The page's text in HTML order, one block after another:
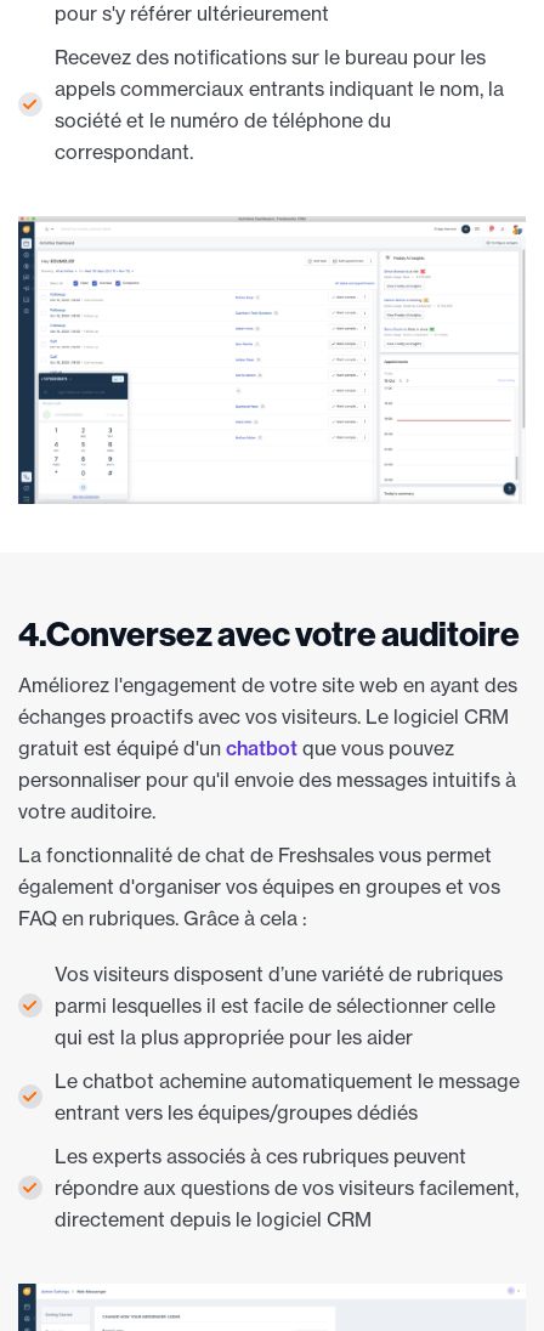
pour s'y référer ultérieurement
Recevez des notifications sur le bureau pour les
appels commerciaux entrants indiquant le nom, la
société et le numéro de téléphone du
correspondant.
4.Conversez avec votre auditoire
Améliorez l'engagement de votre site web en ayant des
échanges proactifs avec vos visiteurs. Le logiciel CRM
gratuit est équipé d'un chatbot que vous pouvez
personnaliser pour qu'il envoie des messages intuitifs à
votre auditoire.
La fonctionnalité de chat de Freshsales vous permet
également d'organiser vos équipes en groupes et vos
FAQ en rubriques. Grâce à cela :
Vos visiteurs disposent d’une variété de rubriques
parmi lesquelles il est facile de sélectionner celle
qui est la plus appropriée pour les aider
Le chatbot achemine automatiquement le message
entrant vers les équipes/groupes dédiés
Les experts associés à ces rubriques peuvent
répondre aux questions de vos visiteurs facilement,
directement depuis le logiciel CRM